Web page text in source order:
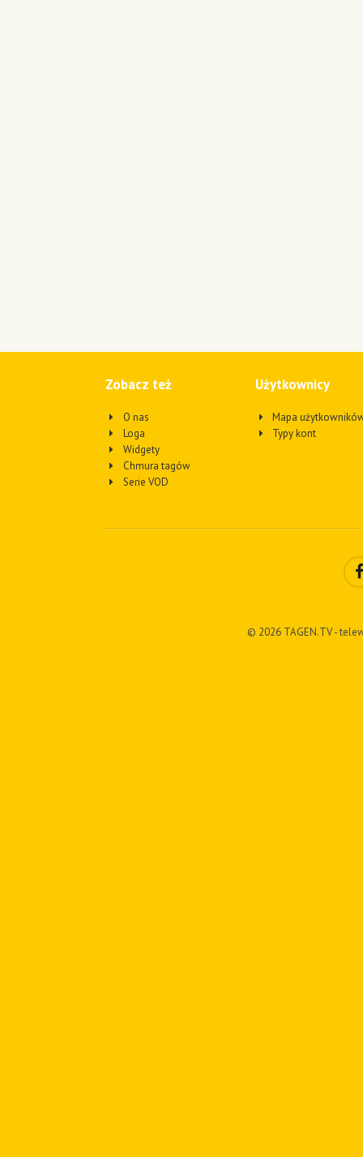
Zobacz też
O nas
Loga
Widgety
Chmura tagów
Serie VOD
Użytkownicy
Mapa
Typy kont
© 2026 TAGEN.TV -